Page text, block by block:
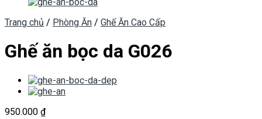
Trang chủ / Phòng Ăn / Ghế Ăn Cao Cấp
Ghế ăn bọc da G026
950.000 ₫